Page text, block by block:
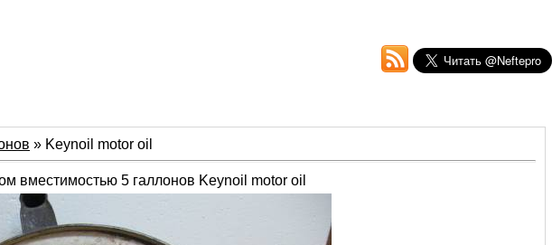
» Keynoil motor oil
вместимостью 5 галлонов Keynoil motor oil